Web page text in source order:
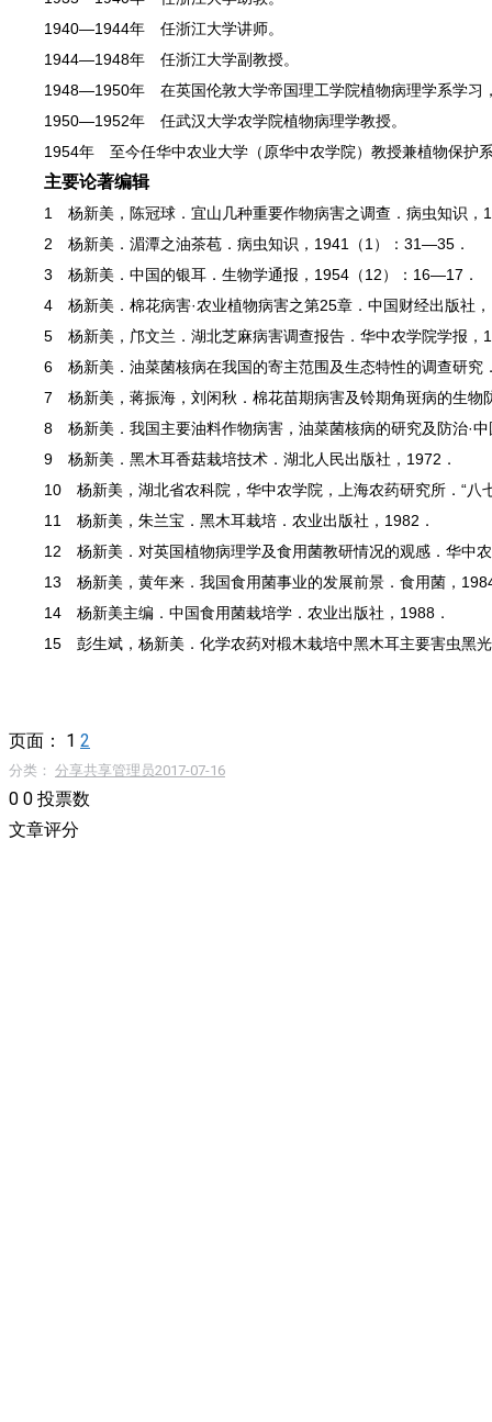
1940—1944年 任浙江大学讲师。
1944—1948年 任浙江大学副教授。
1948—1950年 在英国伦敦大学帝国理工学院植物病理学系学习
1950—1952年 任武汉大学农学院植物病理学教授。
1954年 至今任华中农业大学（原华中农学院）教授兼植物保护
主要论著编辑
1 杨新美，陈冠球．宜山几种重要作物病害之调查．病虫知识
2 杨新美．湄潭之油茶苞．病虫知识，1941（1）：31—35．
3 杨新美．中国的银耳．生物学通报，1954（12）：16—17．
4 杨新美．棉花病害·农业植物病害之第25章．中国财经出版社
5 杨新美，邝文兰．湖北芝麻病害调查报告．华中农学院学报
6 杨新美．油菜菌核病在我国的寄主范围及生态特性的调查研
7 杨新美，蒋振海，刘闲秋．棉花苗期病害及铃期角斑病的生物
8 杨新美．我国主要油料作物病害，油菜菌核病的研究及防治·
9 杨新美．黑木耳香菇栽培技术．湖北人民出版社，1972．
10 杨新美，湖北省农科院，华中农学院，上海农药研究所．“
11 杨新美，朱兰宝．黑木耳栽培．农业出版社，1982．
12 杨新美．对英国植物病理学及食用菌教研情况的观感．华中
13 杨新美，黄年来．我国食用菌事业的发展前景．食用菌，
14 杨新美主编．中国食用菌栽培学．农业出版社，1988．
15 彭生斌，杨新美．化学农药对椴木栽培中黑木耳主要害虫黑
页面： 1 2
分类： 分享共享管理员2017-07-16
0 0 投票数
文章评分